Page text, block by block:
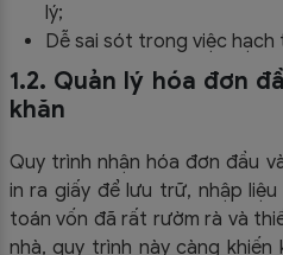
lý;
Dễ sai sót trong việc hạch
1.2. Quản lý hóa đơn
khăn
Quy trình nhận hóa đơn đầu
in ra giấy để lưu trữ, nhập
toán vốn đã rất rườm rà và
nhà, quy trình này càng